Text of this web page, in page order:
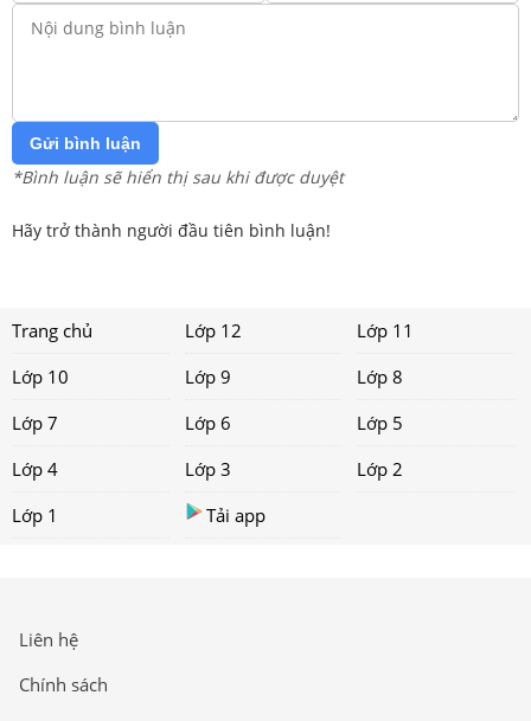
Gửi bình luận
*Bình luận sẽ hiển thị sau khi được duyệt
Hãy trở thành người đầu tiên bình luận!
Trang chủ Lớp 12
Lớp 11
Lớp 10
Lớp 9
Lớp 8
Lớp 7
Lớp 6
Lớp 5
Lớp 4
Lớp 3
Lớp 2
Lớp 1
Tải app
Liên hệ
Chính sách